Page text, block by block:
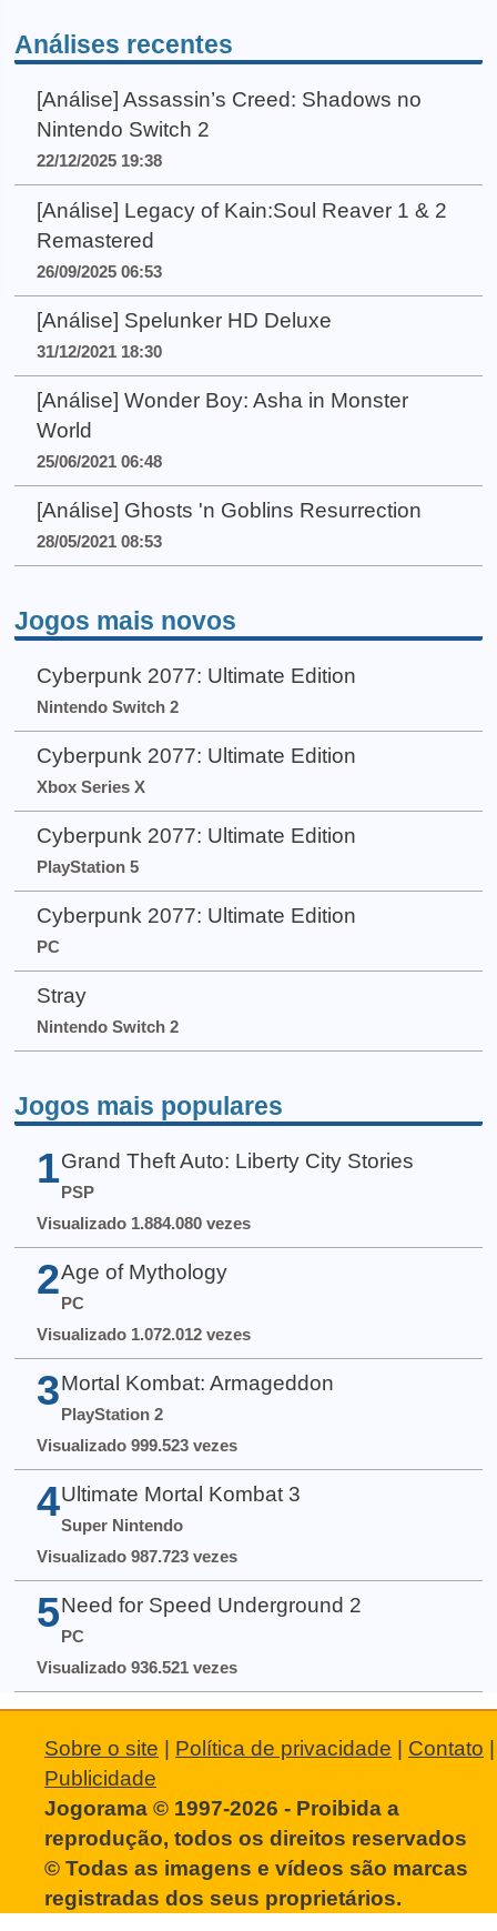
Análises recentes
[Análise] Assassin’s Creed: Shadows no
Nintendo Switch 2
22/12/2025 19:38
[Análise] Legacy of Kain:Soul Reaver 1 & 2
Remastered
26/09/2025 06:53
[Análise] Spelunker HD Deluxe
31/12/2021 18:30
[Análise] Wonder Boy: Asha in Monster
World
25/06/2021 06:48
[Análise] Ghosts 'n Goblins Resurrection
28/05/2021 08:53
Jogos mais novos
Cyberpunk 2077: Ultimate Edition
Nintendo Switch 2
Cyberpunk 2077: Ultimate Edition
Xbox Series X
Cyberpunk 2077: Ultimate Edition
PlayStation 5
Cyberpunk 2077: Ultimate Edition
PC
Stray
Nintendo Switch 2
Jogos mais populares
1 Grand Theft Auto: Liberty City Stories
PSP
Visualizado 1.884.080 vezes
2 Age of Mythology
PC
Visualizado 1.072.012 vezes
3 Mortal Kombat: Armageddon
PlayStation 2
Visualizado 999.523 vezes
4 Ultimate Mortal Kombat 3
Super Nintendo
Visualizado 987.723 vezes
5 Need for Speed Underground 2
PC
Visualizado 936.521 vezes
Sobre o site | Política de privacidade | Contato |
Publicidade
Jogorama © 1997-2026 - Proibida a
reprodução, todos os direitos reservados
© Todas as imagens e vídeos são marcas
registradas dos seus proprietários.